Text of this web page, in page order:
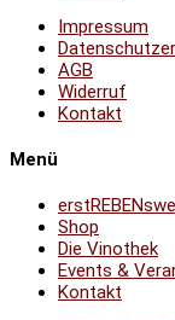
Impressum
AGB
Widerruf
Kontakt
Menü
Shop
Die Vinothek
Events &
Kontakt